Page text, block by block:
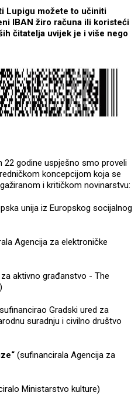
Lupigu možete to učiniti
IBAN žiro računa ili koristeći
čitatelja uvijek je i više nego
22 godine uspješno smo proveli
koncepcijom koja se
i kritičkom novinarstvu:
unija iz Europskog socijalnog
Agencija za elektroničke
aktivno građanstvo - The
Gradski ured za
suradnju i civilno društvo
(sufinancirala Agencija za
Ministarstvo kulture)